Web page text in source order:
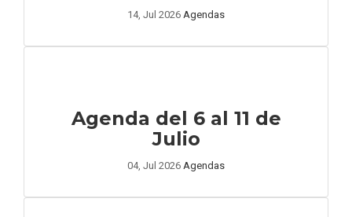
14, Jul 2026 Agendas
Agenda del 6 al 11 de
Julio
04, Jul 2026 Agendas